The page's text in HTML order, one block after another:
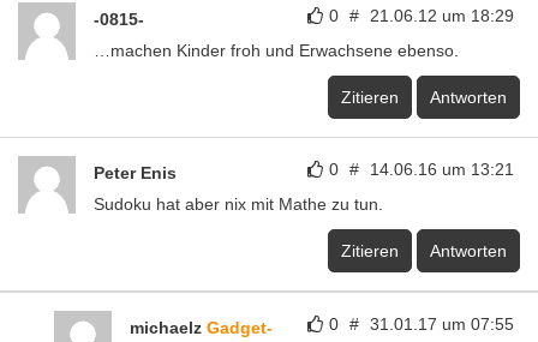
0 # 21.06.12 um 18:29
-0815-
…machen Kinder froh und Erwachsene ebenso.
Zitieren Antworten
0 # 14.06.16 um 13:21
Peter Enis
Sudoku hat aber nix mit Mathe zu tun.
Zitieren Antworten
0 # 31.01.17 um 07:55
michaelz Gadget-